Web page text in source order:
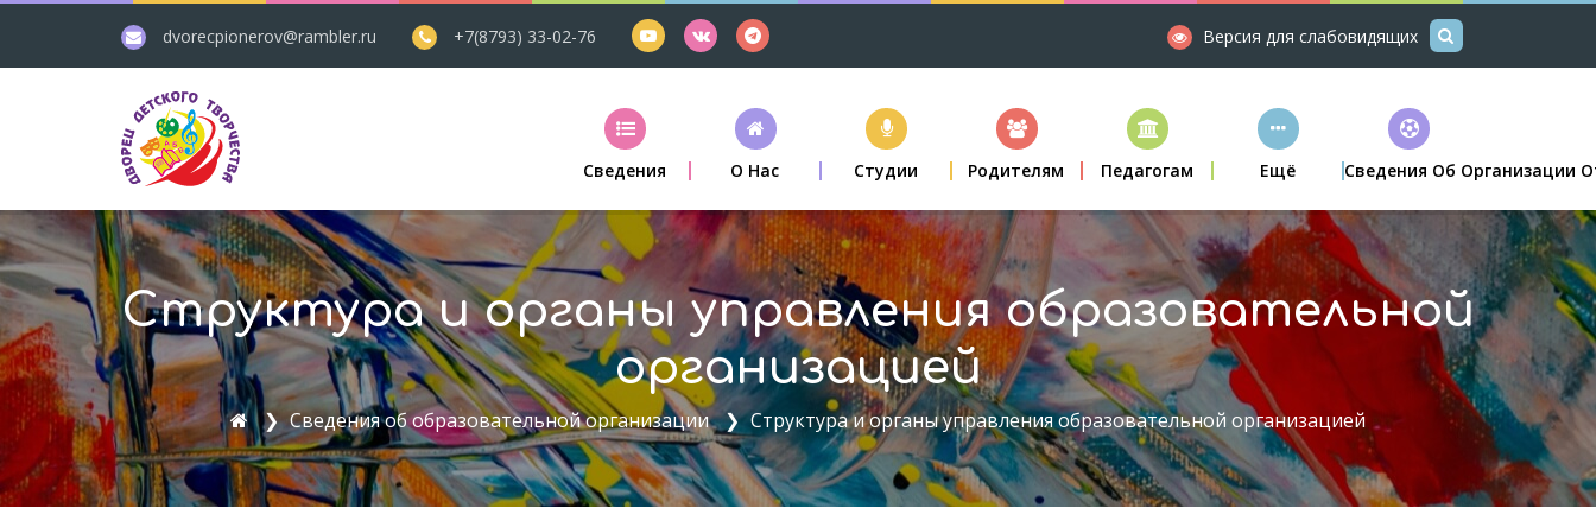
dvorecpionerov@rambler.ru +7(8793) 33-02-76 Версия для слабовидящих
Сведения О Нас Студии Родителям Педагогам Ещё Сведения Об Организации
Структура и органы управления образовательной
организацией
Сведения об образовательной организации Структура и органы управления образовательной организацией